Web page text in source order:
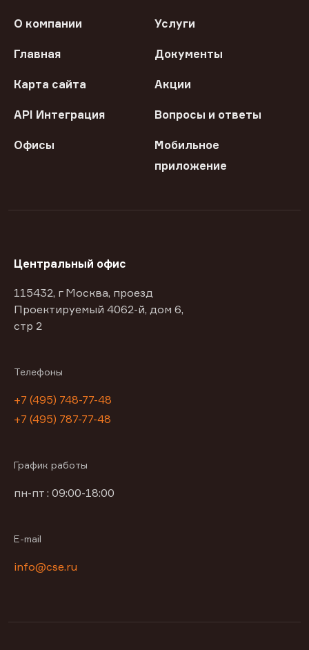
О компании Услуги
Главная Документы
Карта сайта Акции
API Интеграция Вопросы и ответы
Офисы
Мобильное
приложение
Центральный офис
115432, г Москва, проезд
Проектируемый 4062-й, дом 6,
стр 2
Телефоны
+7 (495) 748-77-48
+7 (495) 787-77-48
График работы
пн-пт : 09:00-18:00
E-mail
info@cse.ru